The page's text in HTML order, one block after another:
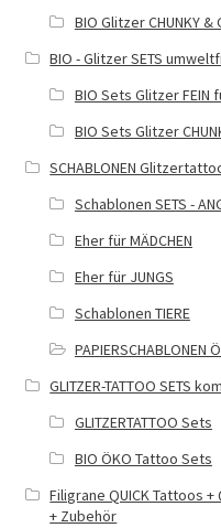
BIO Glitzer CHUNKY &
BIO - Glitzer SETS
BIO Sets Glitzer FEIN
BIO Sets Glitzer
SCHABLONEN
Schablonen SETS -
Eher für MÄDCHEN
Eher für JUNGS
Schablonen TIERE
PAPIERSCHABLONEN
GLITZER-TATTOO SETS
GLITZERTATTOO Sets
BIO ÖKO Tattoo Sets
Filigrane QUICK Tattoos +
+ Zubehör